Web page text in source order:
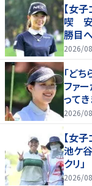
【女
喫 安
勝目
2026/
「ど
ファ
って
父さん
2026/
【女
池ケ
クリ」
2026/